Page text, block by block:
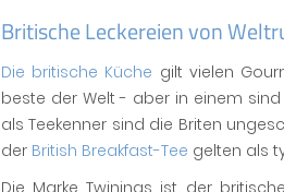
Britische Leckereien von
Die britische Küche gilt vielen
beste der Welt - aber in einem
als Teekenner sind die Briten
der British Breakfast-Tee gelten als
Die Marke Twinings ist der